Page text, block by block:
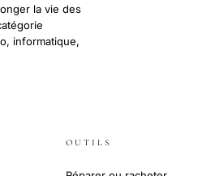
la vie des
informatique,
OUTILS